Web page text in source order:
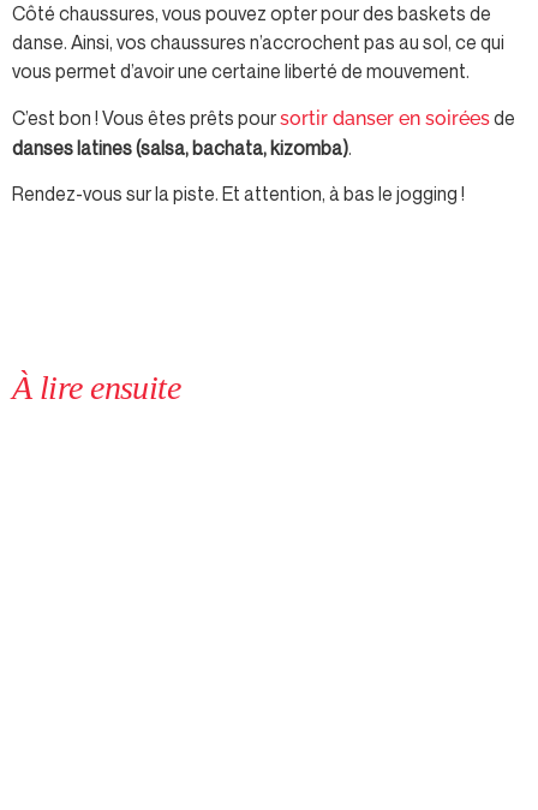
Côté chaussures, vous pouvez opter pour des baskets de
danse. Ainsi, vos chaussures n’accrochent pas au sol, ce qui
vous permet d’avoir une certaine liberté de mouvement.
C’est bon ! Vous êtes prêts poursortir danser en soiréesde
danses latines (salsa, bachata, kizomba).
Rendez-vous sur la piste. Et attention, à bas le jogging !
À lire ensuite